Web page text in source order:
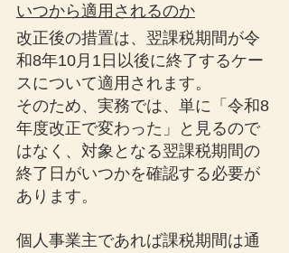
いつから適用されるのか
改正後の措置は、翌課税期間が令
和8年10月1日以後に終了するケー
スについて適用されます。
そのため、実務では、単に「令和8
年度改正で変わった」と見るので
はなく、対象となる翌課税期間の
終了日がいつかを確認する必要が
あります。
個人事業主であれば課税期間は通